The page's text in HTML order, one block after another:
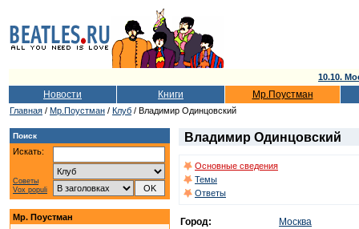
10.10.
Новости Книги Мр.Поустман
Главная / Мр.Поустман / Клуб / Владимир Одинцовский
Поиск
Искать:
Советы
Vox populi
Мр. Поустман
Владимир Одинцовский
Основные сведения
Темы
Ответы
Город:
Москва